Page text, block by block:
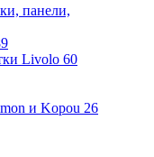
панели,
Livolo 60
и Kopou 26